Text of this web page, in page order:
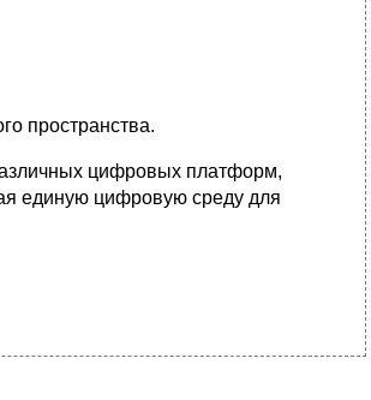
пространства.
цифровых платформ,
единую цифровую среду для